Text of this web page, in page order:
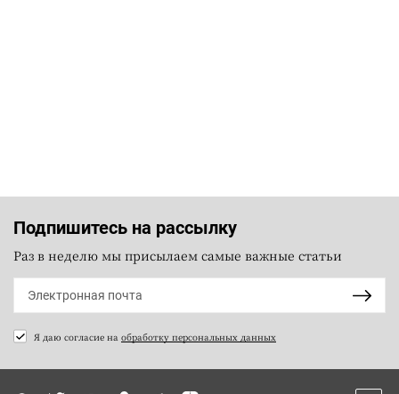
Подпишитесь на рассылку
Раз в неделю мы присылаем самые важные статьи
Я даю согласие на обработку персональных данных